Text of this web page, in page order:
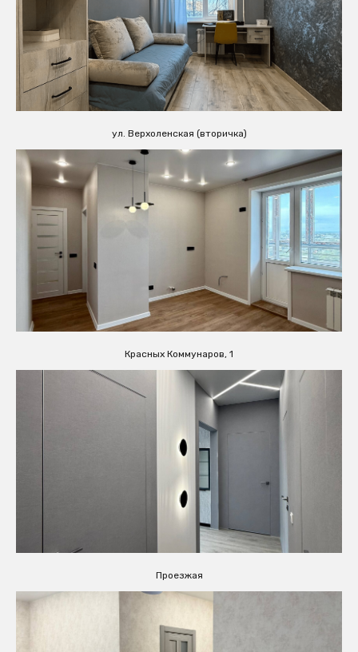
ул. Верхоленская (вторичка)
Красных Коммунаров, 1
Проезжая